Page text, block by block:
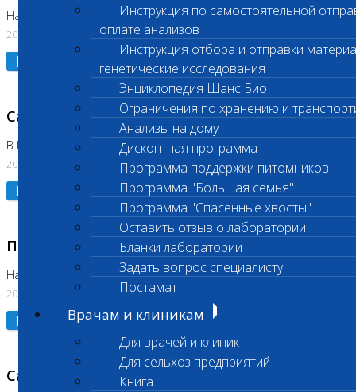
Инструкция по самостоятельной
оплате анализов
Инструкция отбора и отправки
генетические исследования
Энциклопедия Шанс Био
Ограничения по хранению и
Анализы на дому
Дисконтная программа
Программа поддержки питомников
Программа "Большая семья"
Программа "Спасенные хвосты"
Оставить отзыв о лаборатории
Бланки лаборатории
Задать вопрос специалисту
Постамат
Врачам и клиникам
Для врачей и клиник
Для сельхоз предприятий
Книга
На Нагорной
20.07.2026
Подробнее
Санитарный день
В Коломне 20.07.2026
20.07.2026
Подробнее
Приостановлено выполнение исследования
На Нагорной
20.07.2026
Подробнее
Санитарный день